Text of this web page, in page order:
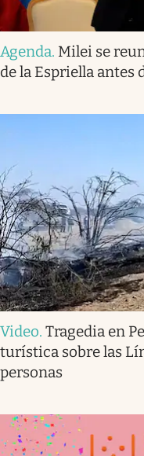
Agenda. Milei se
de la Espriella antes
Video. Tragedia en
turística sobre las
personas